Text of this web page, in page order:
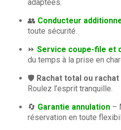
adaptées.
👥 Conducteur
toute sécurité.
⏩ Service coupe-file et
du temps à la prise en
🛡️ Rachat total ou
Roulez l’esprit tranquille.
🔄 Garantie annulation –
réservation en toute